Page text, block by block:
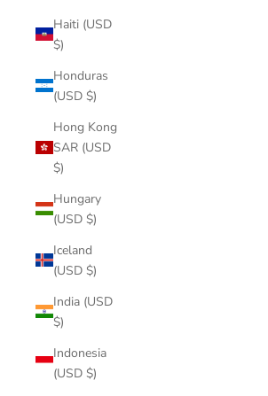
Haiti (USD
$)
Honduras
(USD $)
Hong Kong
SAR (USD
$)
Hungary
(USD $)
Iceland
(USD $)
India (USD
$)
Indonesia
(USD $)